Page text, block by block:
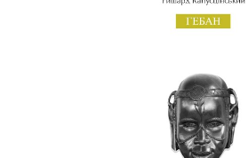
Науково-популярна література
Енциклопедії, довідники,
Подарункові сертифікати (1)